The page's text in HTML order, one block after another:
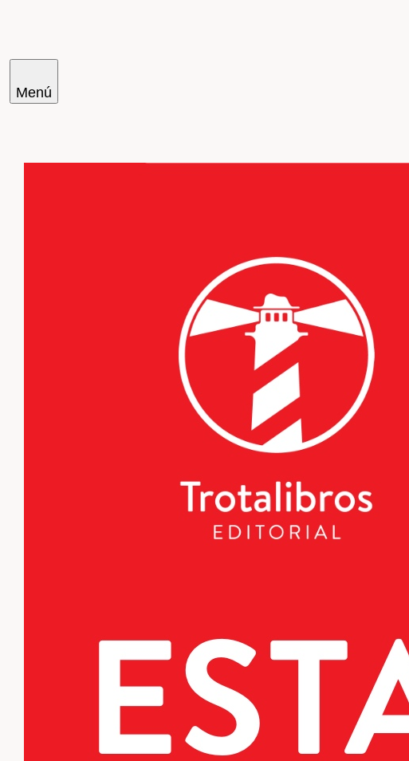
Menú